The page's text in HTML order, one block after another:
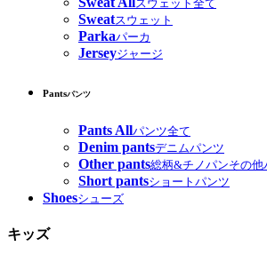
スウェット全て
Sweatスウェット
Parkaパーカ
Jerseyジャージ
Pantsパンツ
Pants Allパンツ全て
Denim pantsデニムパンツ
Other pants総柄&チノパンその他
Short pantsショートパンツ
Shoesシューズ
キッズ